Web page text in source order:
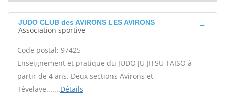
JUDO CLUB des AVIRONS LES AVIRONS
Association sportive
Code postal: 97425
Enseignement et pratique du JUDO JU JITSU TAISO à
partir de 4 ans. Deux sections Avirons et
Tévelave.......Détails